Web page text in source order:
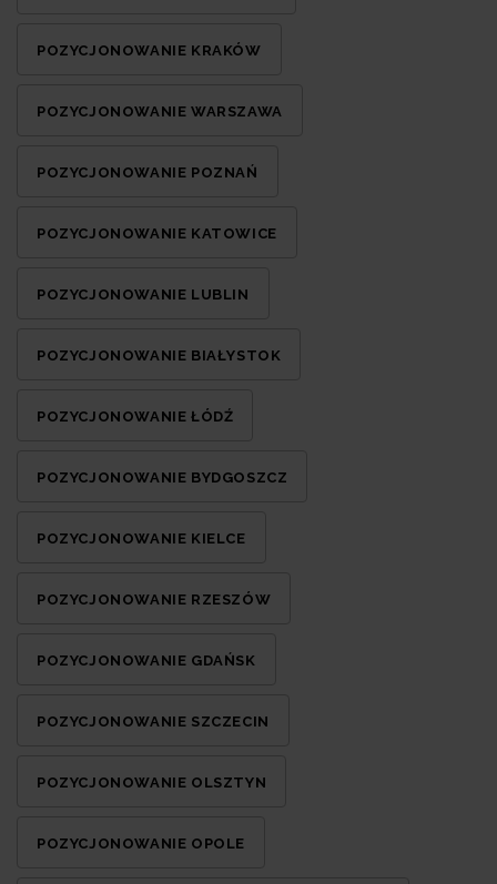
POZYCJONOWANIE KRAKÓW
POZYCJONOWANIE WARSZAWA
POZYCJONOWANIE POZNAŃ
POZYCJONOWANIE KATOWICE
POZYCJONOWANIE LUBLIN
POZYCJONOWANIE BIAŁYSTOK
POZYCJONOWANIE ŁÓDŹ
POZYCJONOWANIE BYDGOSZCZ
POZYCJONOWANIE KIELCE
POZYCJONOWANIE RZESZÓW
POZYCJONOWANIE GDAŃSK
POZYCJONOWANIE SZCZECIN
POZYCJONOWANIE OLSZTYN
POZYCJONOWANIE OPOLE